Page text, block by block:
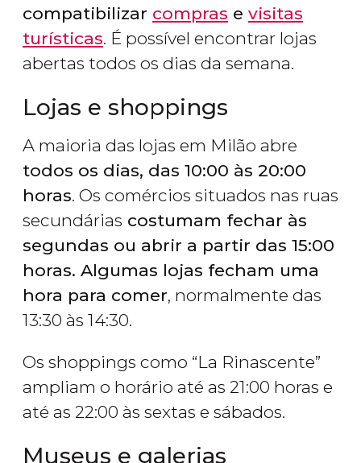
compatibilizar compras e visitas
turísticas. É possível encontrar lojas
abertas todos os dias da semana.
Lojas e shoppings
A maioria das lojas em Milão abre
todos os dias, das 10:00 às 20:00
horas. Os comércios situados nas ruas
secundárias costumam fechar às
segundas ou abrir a partir das 15:00
horas. Algumas lojas fecham uma
hora para comer, normalmente das
13:30 às 14:30.
Os shoppings como “La Rinascente”
ampliam o horário até as 21:00 horas e
até as 22:00 às sextas e sábados.
Museus e galerias